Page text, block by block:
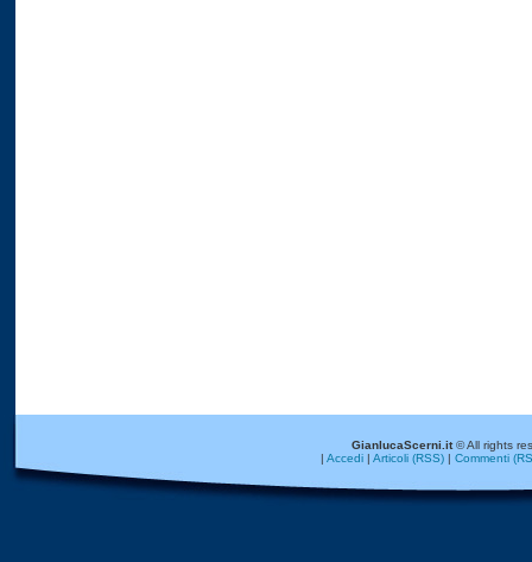
GianlucaScerni.it© All rights
| Accedi| Articoli (RSS)| Commenti